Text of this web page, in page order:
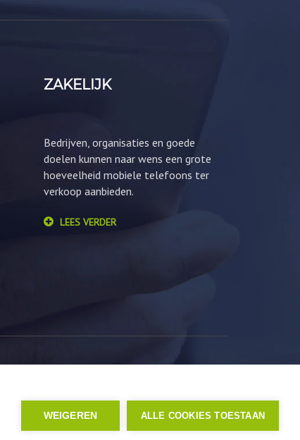
ZAKELIJK
Bedrijven, organisaties en goede
doelen kunnen naar wens een grote
hoeveelheid mobiele telefoons ter
verkoop aanbieden.
LEES VERDER
WEIGEREN ALLE COOKIES TOESTAAN